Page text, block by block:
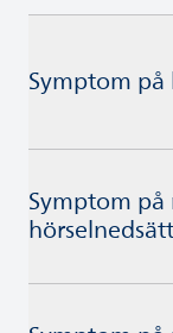
Symptom
Symptom